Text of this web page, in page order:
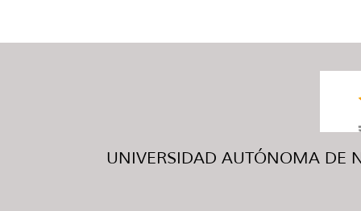
UNIVERSIDAD AUTÓNOMA DE